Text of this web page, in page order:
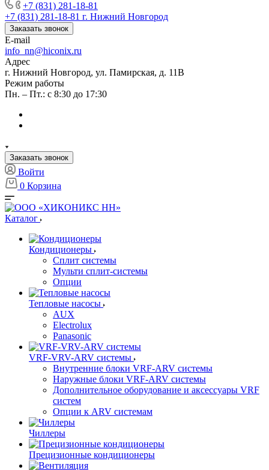
+7 (831) 281-18-81
+7 (831) 281-18-81 г. Нижний Новгород
Заказать звонок
E-mail
info_nn@hiconix.ru
Адрес
г. Нижний Новгород, ул. Памирская, д. 11В
Режим работы
Пн. – Пт.: с 8:30 до 17:30
Заказать звонок
Войти
0 Корзина
Каталог
Кондиционеры
Сплит системы
Мульти сплит-системы
Опции
Тепловые насосы
AUX
Electrolux
Panasonic
VRF-VRV-ARV системы
Внутренние блоки VRF-ARV системы
Наружные блоки VRF-ARV системы
Дополнительное оборудование и аксессуары VRF
систем
Опции к ARV системам
Чиллеры
Прецизионные кондиционеры